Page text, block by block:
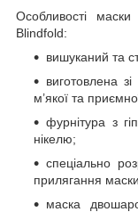
Особливості
Blindfold:
вишуканий та
виготовлена
м’якої та
фурнітура з
нікелю;
спеціально
прилягання
маска